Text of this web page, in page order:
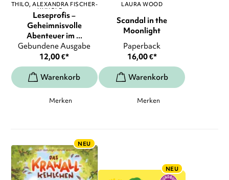
THILO ALEXANDRA FISCHER-
HUNOLD, ...
Leseprofis –
Geheimnisvolle
Abenteuer im ...
Gebundene Ausgabe
12,00€*
Merken
LAURA WOOD
Scandal in the
Moonlight
Paperback
16,00€*
Merken
NEU
NEU